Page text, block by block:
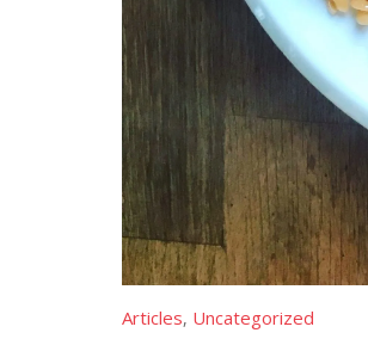
Articles, Uncategorized